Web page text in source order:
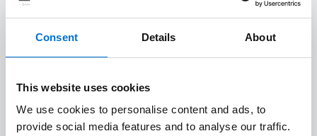
Consent Details About
This website uses cookies
We use cookies to personalise content and ads, to
provide social media features and to analyse our traffic.
encontrará barandillas eco-responsables.
y tecnología. Además, tendrás la posibilidad de
instalar barandillas a medida. También son
fáciles de mantener, por lo que será un placer